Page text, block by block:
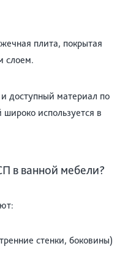
плита, покрытая
слоем.
доступный материал по
используется в
в ванной мебели?
стенки, боковины)